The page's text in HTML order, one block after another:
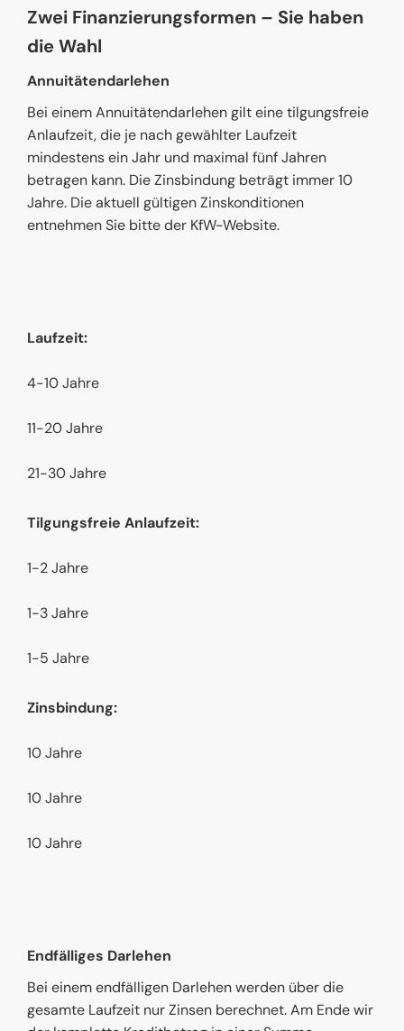
Zwei Finanzierungsformen – Sie haben
die Wahl
Annuitätendarlehen
Bei einem Annuitätendarlehen gilt eine tilgungsfreie
Anlaufzeit, die je nach gewählter Laufzeit
mindestens ein Jahr und maximal fünf Jahren
betragen kann. Die Zinsbindung beträgt immer 10
Jahre. Die aktuell gültigen Zinskonditionen
entnehmen Sie bitte der KfW-Website.
Laufzeit:
4-10 Jahre
11-20 Jahre
21-30 Jahre
Tilgungsfreie Anlaufzeit:
1-2 Jahre
1-3 Jahre
1-5 Jahre
Zinsbindung:
10 Jahre
10 Jahre
10 Jahre
Endfälliges Darlehen
Bei einem endfälligen Darlehen werden über die
gesamte Laufzeit nur Zinsen berechnet. Am Ende wir